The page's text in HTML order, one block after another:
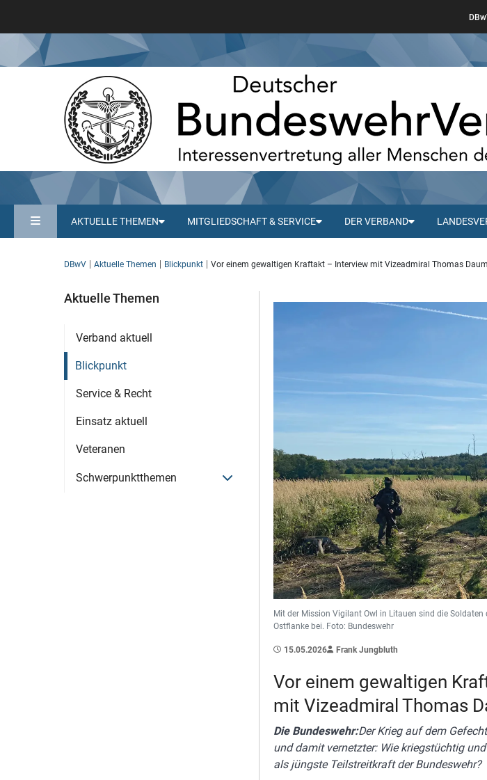
AKTUELLE THEMEN MITGLIEDSCHAFT & SERVICE DER VERBAND
DBwV Aktuelle Themen Blickpunkt Vor einem gewaltigen Kraftakt – Interview mit Vizeadmiral Thomas Daum
Aktuelle Themen
Verband aktuell
Blickpunkt
Service & Recht
Einsatz aktuell
Veteranen
Schwerpunktthemen Menü öffnen
Mit der Mission Vigilant Owl in Litauen sind die
Ostflanke bei. Foto: Bundeswehr
15.05.2026 Frank Jungbluth
Vor einem gewaltigen
mit Vizeadmiral Thomas
Die Bundeswehr:Der Krieg auf dem
und damit vernetzter: Wie kriegstüchtig
als jüngste Teilstreitkraft der Bundeswehr?